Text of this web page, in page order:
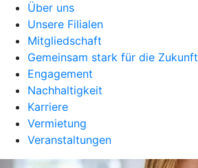
Über uns
Unsere Filialen
Mitgliedschaft
Gemeinsam stark für die Zukunft
Engagement
Nachhaltigkeit
Karriere
Vermietung
Veranstaltungen